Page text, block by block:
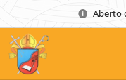
Aberto